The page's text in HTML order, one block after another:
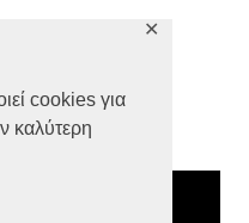
cookies για
καλύτερη
✕